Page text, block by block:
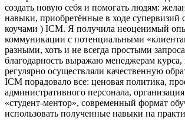
создать новую себя и помогать людям:
навыки, приобретённые в ходе супервизий
коучами ) ICM. Я получила неоценимый
коммуникации с потенциальными
разными, хоть и не всегда простыми
благодарность выражаю менеджерам курса,
регулярно осуществляли качественную
ICM порадовало все: ценовая политика,
административного персонала,
«студент-ментор», современный формат
использовать полученные навыки на